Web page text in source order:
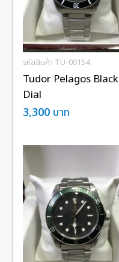
รหัสสินค้า TU-00154
Tudor Pelagos Black
Dial
3,300 บาท